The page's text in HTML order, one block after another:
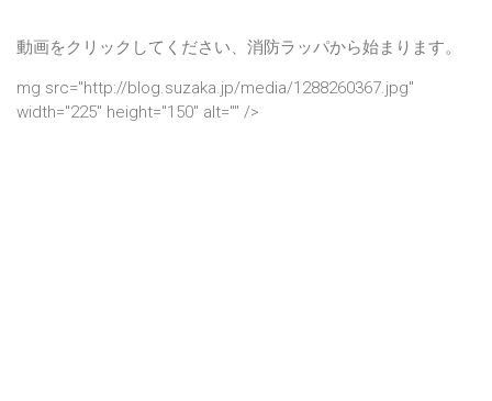
動画をクリックしてください、消防ラッパから始まります。
mg src="http://blog.suzaka.jp/media/1288260367.jpg"
width="225" height="150" alt="" />